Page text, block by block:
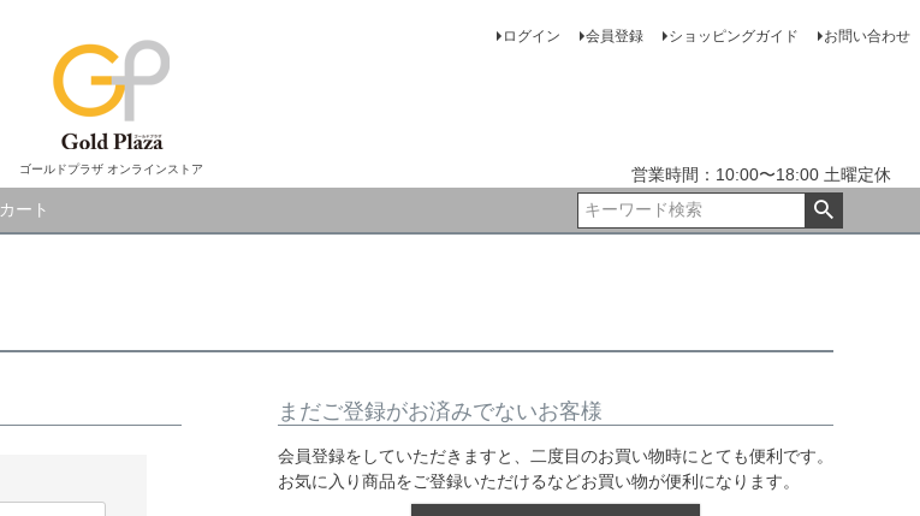
ゴールドプラザ オンラインストア
ログイン 会員登録 ショッピングガイド お問い合わせ
営業時間：10:00〜18:00 土曜定休
カート
まだご登録がお済みでないお客様
会員登録をしていただきますと、二度目のお買い物時にとても便利です。
お気に入り商品をご登録いただけるなどお買い物が便利になります。